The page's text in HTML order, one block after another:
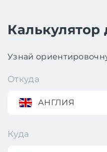
Калькулятор
Узнай
Откуда
АНГЛИЯ
Куда